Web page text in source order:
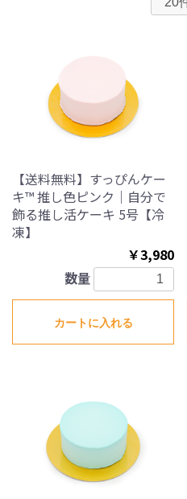
【送料無料】すっぴんケー
キ™ 推し色ピンク｜自分で
飾る推し活ケーキ 5号【冷
凍】
￥3,980
数量
カートに入れる